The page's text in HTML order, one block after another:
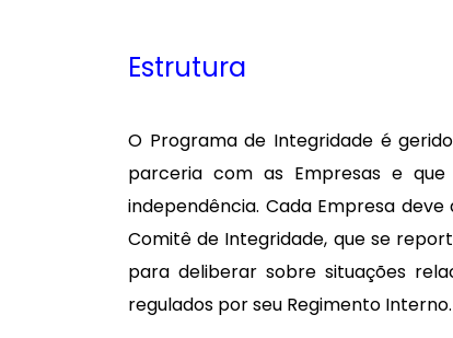
Estrutura
O Programa de Integridade é
parceria com as Empresas e
independência. Cada Empresa
Comitê de Integridade, que se
para deliberar sobre situações
regulados por seu Regimento Interno.